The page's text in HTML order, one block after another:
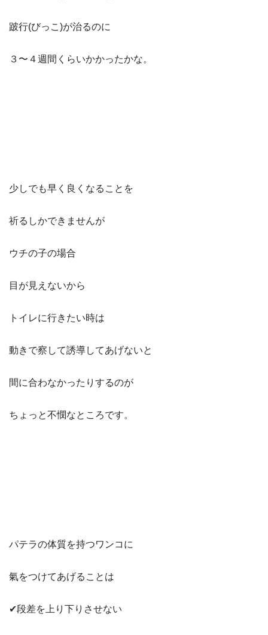
跛行(びっこ)が治るのに
３〜４週間くらいかかったかな。
少しでも早く良くなることを
祈るしかできませんが
ウチの子の場合
目が見えないから
トイレに行きたい時は
動きで察して誘導してあげないと
間に合わなかったりするのが
ちょっと不憫なところです。
パテラの体質を持つワンコに
氣をつけてあげることは
✔︎段差を上り下りさせない